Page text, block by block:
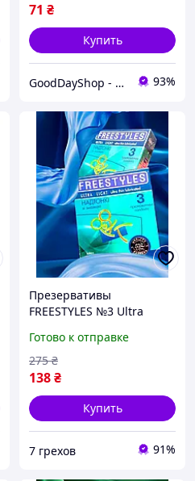
71 ₴
Купить
GoodDayShop - Онлайн магазин различных товаров 93%
Презервативы
FREESTYLES №3 Ultra
Готово к отправке
138₴
275 ₴
Купить
7 грехов 91%